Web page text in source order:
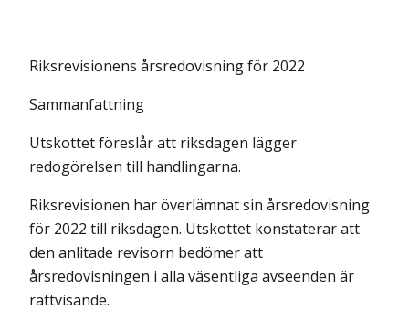
Riksrevisionens årsredovisning för 2022
Sammanfattning
Utskottet föreslår att riksdagen lägger
redogörelsen till handlingarna.
Riksrevisionen har överlämnat sin årsredovisning
för 2022 till riksdagen. Utskottet konstaterar att
den anlitade revisorn bedömer att
årsredovisningen i alla väsentliga avseenden är
rättvisande.